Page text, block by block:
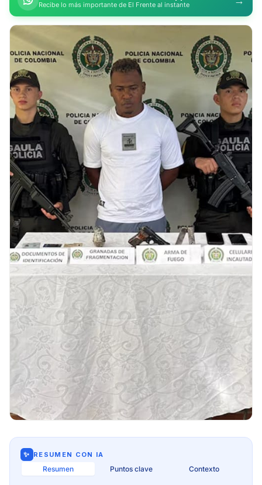
Recibe lo más importante de El Frente al instante
✨ RESUMEN CON IA
Resumen Puntos clave Contexto